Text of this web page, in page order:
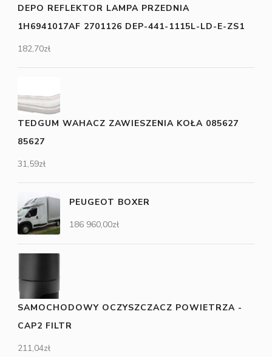
DEPO REFLEKTOR LAMPA PRZEDNIA
1H6941017AF 2701126 DEP-441-1115L-LD-E-ZS1
182,70zł
TEDGUM WAHACZ ZAWIESZENIA KOŁA 085627
85627
31,59zł
PEUGEOT BOXER
186 960,00zł
SAMOCHODOWY OCZYSZCZACZ POWIETRZA -
CAP2 FILTR
211,04zł